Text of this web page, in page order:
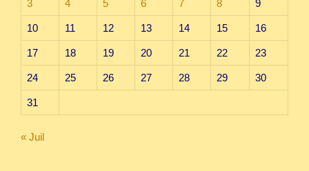
3 4 5 6 7 8 9
10 11 12 13 14 15 16
17 18 19 20 21 22 23
24 25 26 27 28 29 30
31
« Juil